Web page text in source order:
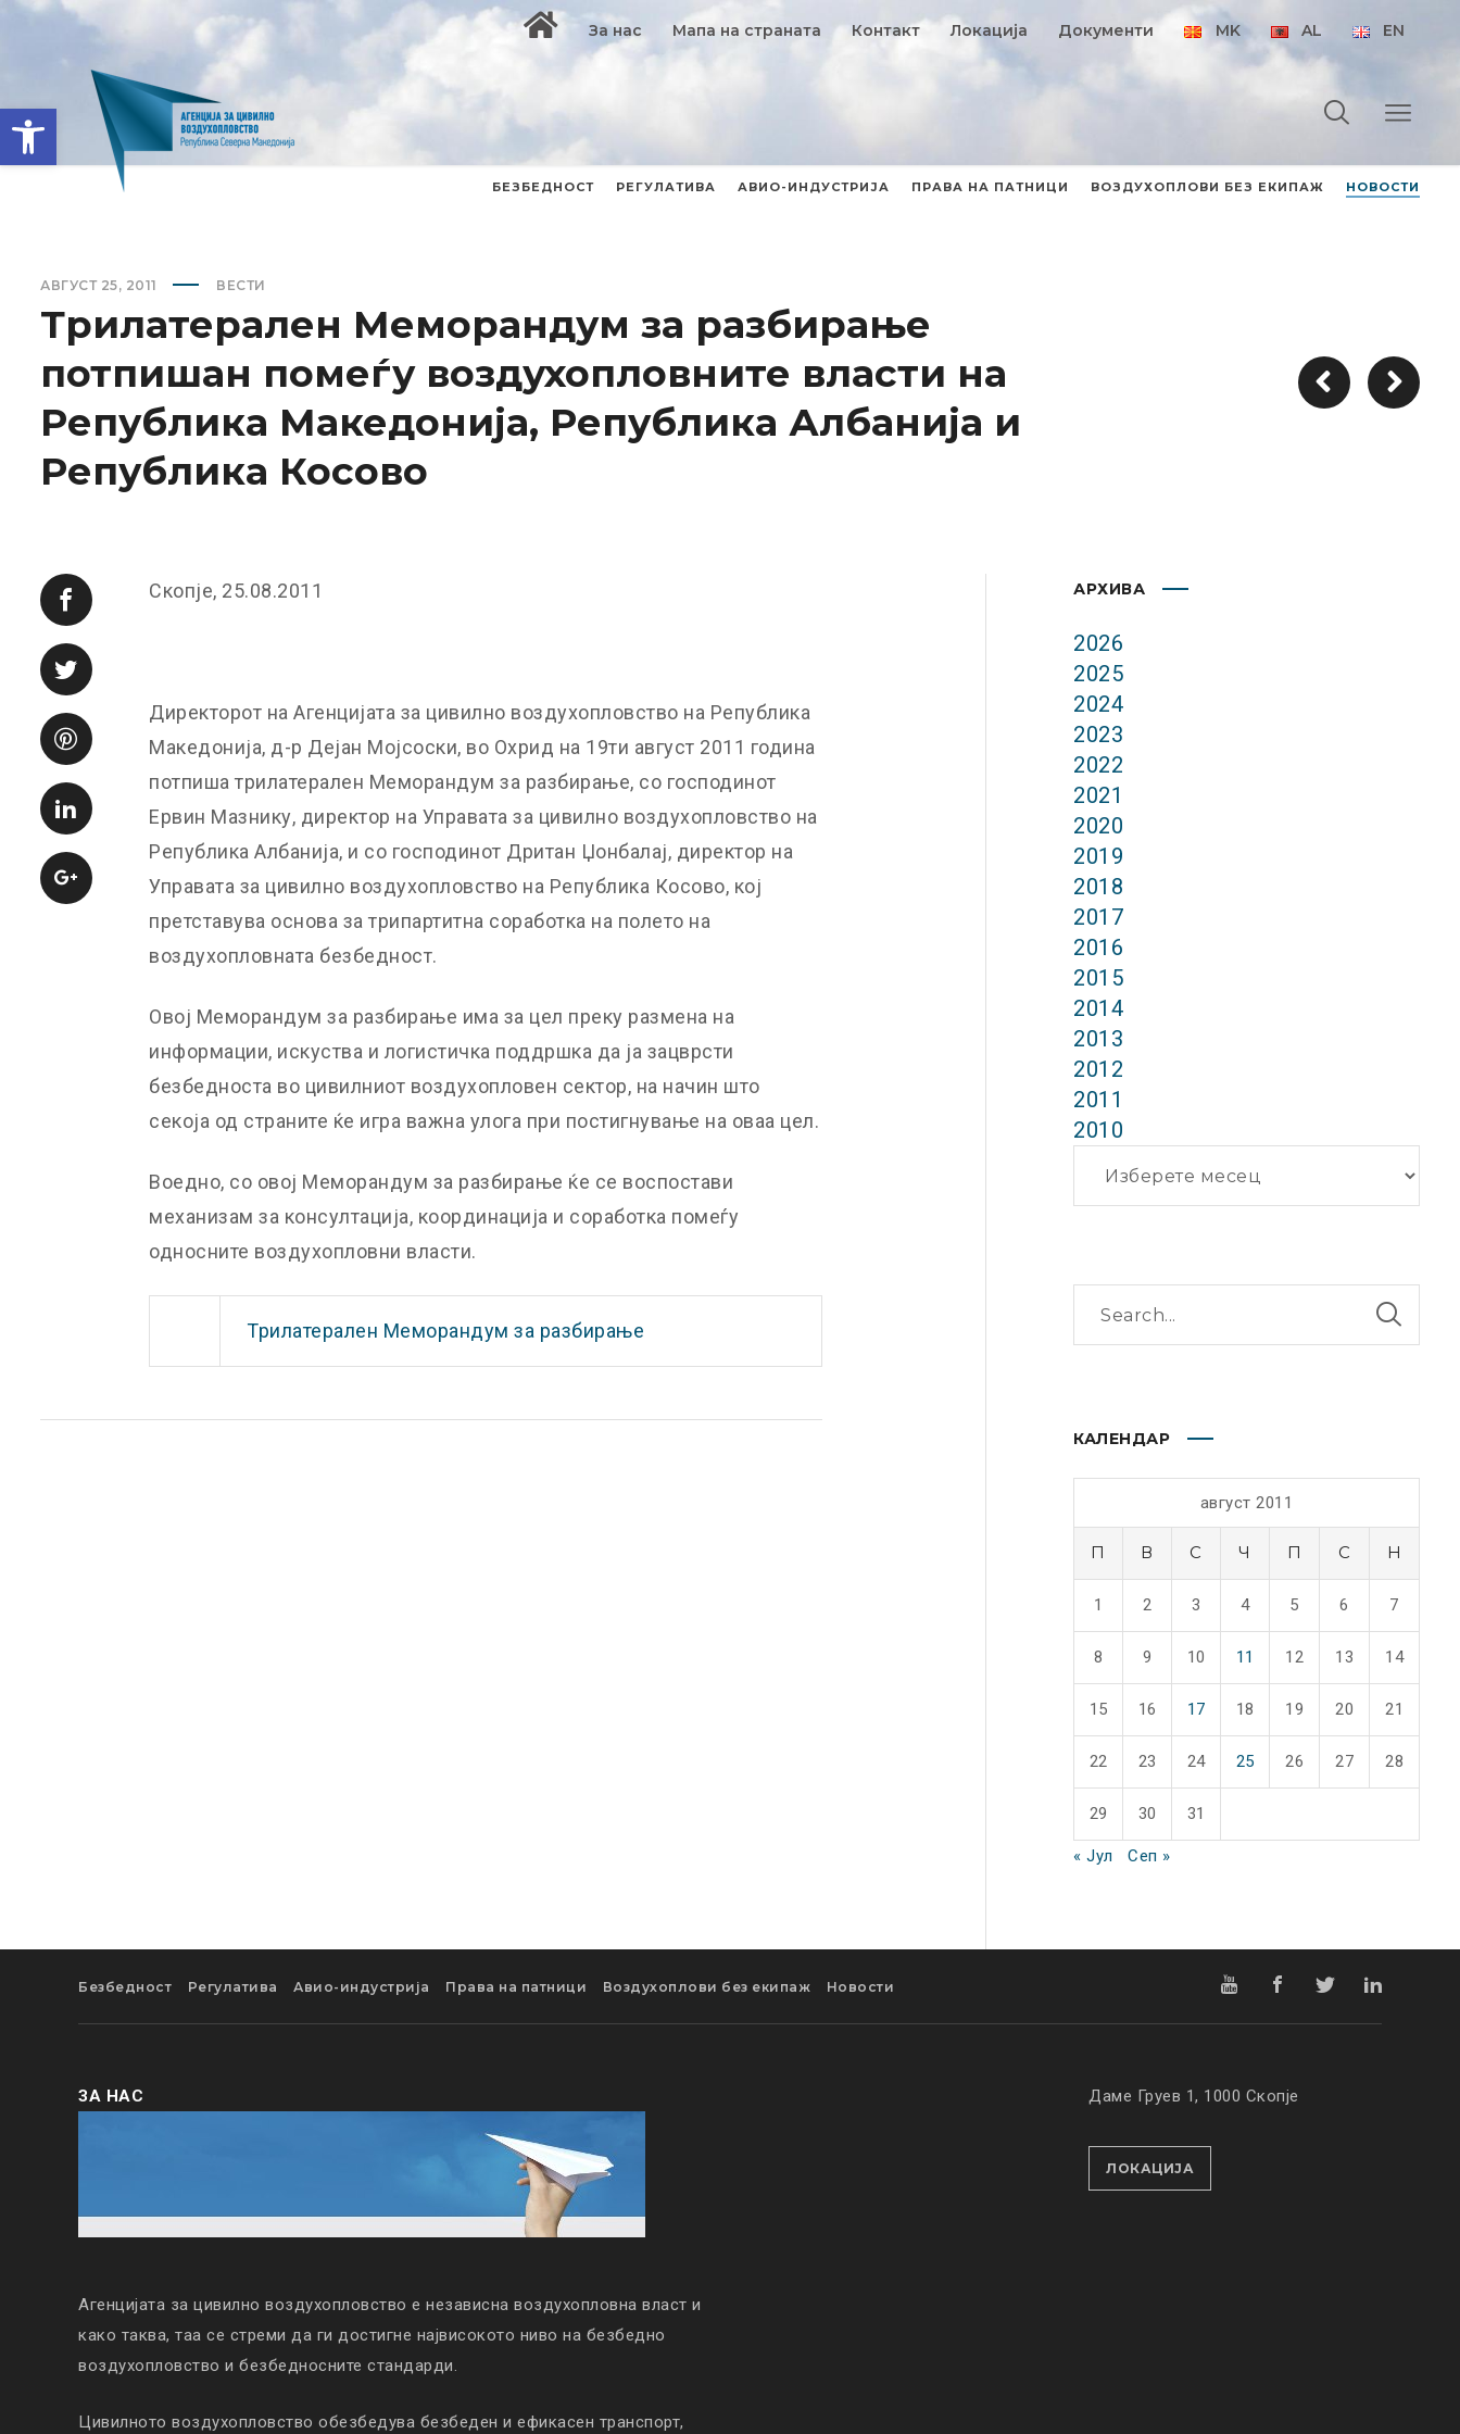
Open toolbar
За нас Мапа на страната Контакт Локација Документи MK AL EN
БЕЗБЕДНОСТ РЕГУЛАТИВА АВИО-ИНДУСТРИЈА ПРАВА НА ПАТНИЦИ ВОЗДУХОПЛОВИ БЕЗ ЕКИПАЖ НОВОСТИ
АВГУСТ 25, 2011 ВЕСТИ
Трилатерален Меморандум за разбирање
потпишан помеѓу воздухопловните власти на
Република Македонија, Република Албанија и
Република Косово
Скопје, 25.08.2011
Директорот на Агенцијата за цивилно воздухопловство на Република
Македонија, д-р Дејан Мојсоски, во Охрид на 19ти август 2011 година
потпиша трилатерален Меморандум за разбирање, со господинот
Ервин Мазнику, директор на Управата за цивилно воздухопловство на
Република Албанија, и со господинот Дритан Џонбалај, директор на
Управата за цивилно воздухопловство на Република Косово, кој
претставува основа за трипартитна соработка на полето на
воздухопловната безбедност.
Овој Меморандум за разбирање има за цел преку размена на
информации, искуства и логистичка поддршка да ја зацврсти
безбедноста во цивилниот воздухопловен сектор, на начин што
секоја од страните ќе игра важна улога при постигнување на оваа цел.
Воедно, со овој Меморандум за разбирање ќе се воспостави
механизам за консултација, координација и соработка помеѓу
односните воздухопловни власти.
Трилатерален Меморандум за разбирање
АРХИВА
2026
2025
2024
2023
2022
2021
2020
2019
2018
2017
2016
2015
2014
2013
2012
2011
2010
КАЛЕНДАР
август 2011
П В С Ч П С Н
1 2 3 4 5 6 7
8 9 10 11 12 13 14
15 16 17 18 19 20 21
22 23 24 25 26 27 28
29 30 31
« Јул Сеп »
Безбедност Регулатива Авио-индустрија Права на патници Воздухоплови без екипаж Новости
ЗА НАС
Агенцијата за цивилно воздухопловство е независна воздухопловна власт и
како таква, таа се стреми да ги достигне највисокото ниво на безбедно
воздухопловство и безбедносните стандарди.
Цивилното воздухопловство обезбедува безбеден и ефикасен транспорт,
Даме Груев 1, 1000 Скопје
ЛОКАЦИЈА